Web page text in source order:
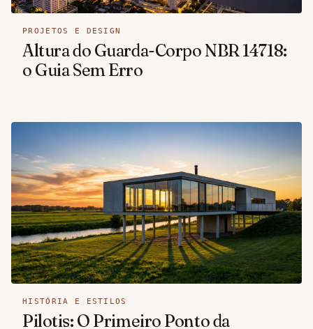
PROJETOS E DESIGN
Altura do Guarda-Corpo NBR 14718:
o Guia Sem Erro
HISTÓRIA E ESTILOS
Pilotis: O Primeiro Ponto da